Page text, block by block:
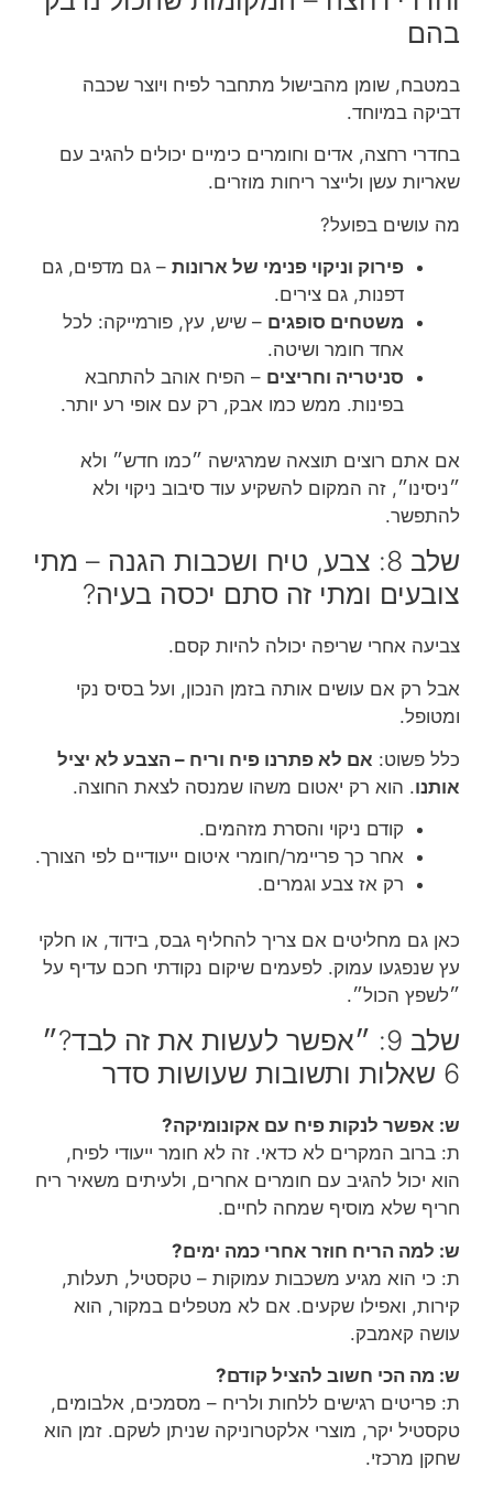
בהם
במטבח, שומן מהבישול מתחבר לפיח ויוצר שכבה
דביקה במיוחד.
בחדרי רחצה, אדים וחומרים כימיים יכולים להגיב עם
שאריות עשן ולייצר ריחות מוזרים.
מה עושים בפועל?
פירוק וניקוי פנימי של ארונות – גם מדפים, גם
דפנות, גם צירים.
משטחים סופגים – שיש, עץ, פורמייקה: לכל
אחד חומר ושיטה.
סניטריה וחריצים – הפיח אוהב להתחבא
בפינות. ממש כמו אבק, רק עם אופי רע יותר.
אם אתם רוצים תוצאה שמרגישה ״כמו חדש״ ולא
״ניסינו״, זה המקום להשקיע עוד סיבוב ניקוי ולא
להתפשר.
שלב 8: צבע, טיח ושכבות הגנה – מתי
צובעים ומתי זה סתם יכסה בעיה?
צביעה אחרי שריפה יכולה להיות קסם.
אבל רק אם עושים אותה בזמן הנכון, ועל בסיס נקי
ומטופל.
כלל פשוט: אם לא פתרנו פיח וריח – הצבע לא יציל
אותנו. הוא רק יאטום משהו שמנסה לצאת החוצה.
קודם ניקוי והסרת מזהמים.
אחר כך פריימר/חומרי איטום ייעודיים לפי הצורך.
רק אז צבע וגמרים.
כאן גם מחליטים אם צריך להחליף גבס, בידוד, או חלקי
עץ שנפגעו עמוק. לפעמים שיקום נקודתי חכם עדיף על
״לשפץ הכול״.
שלב 9: ״אפשר לעשות את זה לבד?״
6 שאלות ותשובות שעושות סדר
ש: אפשר לנקות פיח עם אקונומיקה?
ת: ברוב המקרים לא כדאי. זה לא חומר ייעודי לפיח,
הוא יכול להגיב עם חומרים אחרים, ולעיתים משאיר ריח
חריף שלא מוסיף שמחה לחיים.
ש: למה הריח חוזר אחרי כמה ימים?
ת: כי הוא מגיע משכבות עמוקות – טקסטיל, תעלות,
קירות, ואפילו שקעים. אם לא מטפלים במקור, הוא
עושה קאמבק.
ש: מה הכי חשוב להציל קודם?
ת: פריטים רגישים ללחות ולריח – מסמכים, אלבומים,
טקסטיל יקר, מוצרי אלקטרוניקה שניתן לשקם. זמן הוא
שחקן מרכזי.